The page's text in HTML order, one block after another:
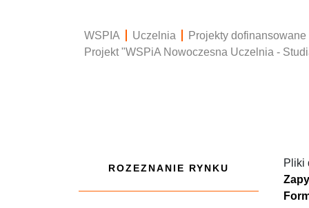
WSPIA Uczelnia
Projekty
Projekt "WSPiA Nowoczesna Uczelnia -
ROZEZNANIE RYNKU
Pliki